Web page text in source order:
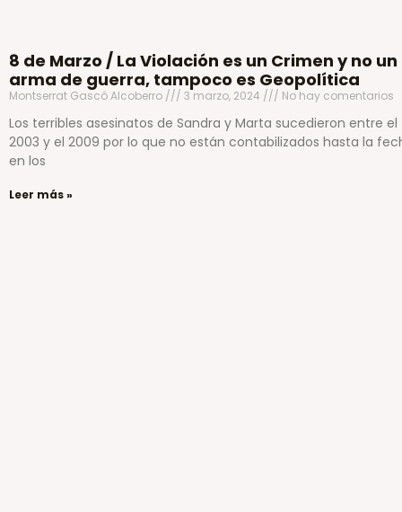
8 de Marzo / La Violación es un Crimen y no un
arma de guerra, tampoco es Geopolítica
Montserrat Gascó Alcoberro 3 marzo, 2024 No hay comentarios
Los terribles asesinatos de Sandra y Marta sucedieron entre el
2003 y el 2009 por lo que no están contabilizados hasta la
en los
Leer más »